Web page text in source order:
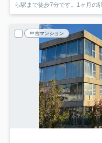
ら駅まで徒歩7分です。1ヶ月の
中古マンション